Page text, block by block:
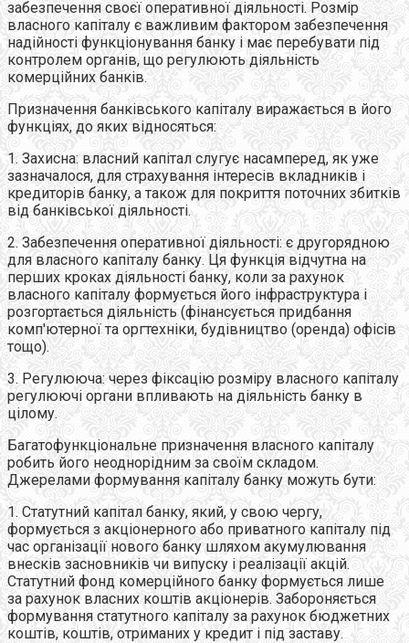
забезпечення своєї оперативної діяльності. Розмір
власного капіталу є важливим фактором забезпечення
надійності функціонування банку і має перебувати під
контролем органів, що регулюють діяльність
комерційних банків.
Призначення банківського капіталу виражається в його
функціях, до яких відносяться:
1. Захисна: власний капітал слугує насамперед, як уже
зазначалося, для страхування інтересів вкладників і
кредиторів банку, а також для покриття поточних збитків
від банківської діяльності.
2. Забезпечення оперативної діяльності: є другорядною
для власного капіталу банку. Ця функція відчутна на
перших кроках діяльності банку, коли за рахунок
власного капіталу формується його інфраструктура і
розгортається діяльність (фінансується придбання
комп'ютерної та оргтехніки, будівництво (оренда) офісів
тощо).
3. Регулююча: через фіксацію розміру власного капіталу
регулюючі органи впливають на діяльність банку в
цілому.
Багатофункціональне призначення власного капіталу
робить його неоднорідним за своїм складом.
Джерелами формування капіталу банку можуть бути:
1. Статутний капітал банку, який, у свою чергу,
формується з акціонерного або приватного капіталу під
час організації нового банку шляхом акумулювання
внесків засновників чи випуску і реалізації акцій.
Статутний фонд комерційного банку формується лише
за рахунок власних коштів акціонерів. Забороняється
формування статутного капіталу за рахунок бюджетних
коштів, коштів, отриманих у кредит і під заставу.